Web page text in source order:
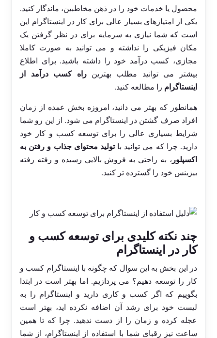
محصول یا خدمات خود را در ذهن مخاطبین، ماندگار کنید.
یکی از امتیازهای بسیار عالی برای کار در اینستاگرام این
است که شما نیازی به سرمایه برای در نظر گرفتن یک
مکان فیزیکی را نداشته و می توانید به صورت کاملا
مجازی، کسب درآمد خود را داشته باشید. برای اطلاع
بیشتر می توانید مطلب بهترینراه کسب درآمد از
اینستاگرام را مطالعه کنید.
همانطور که بهتر می دانید، امروزه بخش عمده از زمان
افراد صرف گشتن در اینستاگرام می شود. از این رو شما
شرایط بسیاری عالی را برای توسعه کسب و کار خود
دارید. چرا که می توانید باتولید محتوای جذاب و رفتن به
اکسپلور ، به راحتی به فروش بالایی رسیده و رفته رفته
بیزینس خود را گسترده تر کنید.
چند نکته کلیدی برای توسعه کسب و
کار در اینستاگرام
در این بخش به این سوال که چگونه با اینستاگرام کسب و
کار را توسعه دهیم؟ می پردازیم. اما بهتر است در ابتدا
بگوییم که اگر کسب و کاری دارید و اینستاگرام را به
لیست خود برای رشد آن اضافه نکرده اید، بهتر است
عجله کرده و زمان را از دست ندهید. چرا که تا همین
ساعت نیز رقبای شما با استفاده از اینستاگرام، از شما